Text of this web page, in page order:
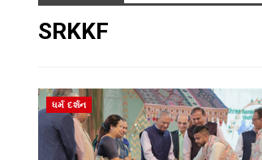
SRKKF
ધર્મ દર્શન